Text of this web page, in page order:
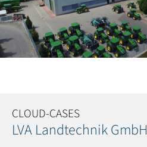
CLOUD-CASES
LVA Landtechnik GmbH